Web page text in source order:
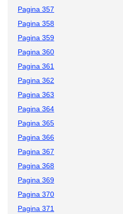
Pagina 357
Pagina 358
Pagina 359
Pagina 360
Pagina 361
Pagina 362
Pagina 363
Pagina 364
Pagina 365
Pagina 366
Pagina 367
Pagina 368
Pagina 369
Pagina 370
Pagina 371